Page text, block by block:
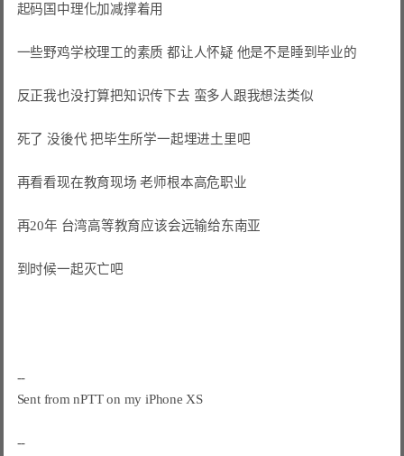
起码国中理化加减撑着用
一些野鸡学校理工的素质 都让人怀疑 他是不是睡到毕业的
反正我也没打算把知识传下去 蛮多人跟我想法类似
死了 没後代 把毕生所学一起埋进土里吧
再看看现在教育现场 老师根本高危职业
再20年 台湾高等教育应该会远输给东南亚
到时候一起灭亡吧
--
Sent from nPTT on my iPhone XS